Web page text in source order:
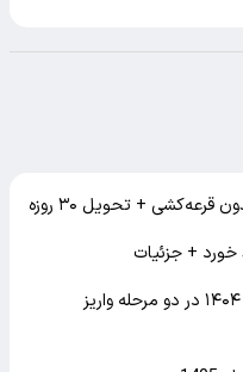
+ تحویل ۳۰ روزه
خورد + جزئیات
خبر مهم برای سهام عدالتی ها / سود ۱۴۰۴ در دو مرحله واریز